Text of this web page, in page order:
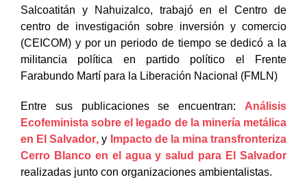
Salcoatitán y Nahuizalco, trabajó en el Centro de
centro de investigación sobre inversión y comercio
(CEICOM) y por un periodo de tiempo se dedicó a la
militancia política en partido político el Frente
Farabundo Martí para la Liberación Nacional (FMLN)
Entre sus publicaciones se encuentran: Análisis
Ecofeminista sobre el legado de la minería metálica
en El Salvador, y Impacto de la mina transfronteriza
Cerro Blanco en el agua y salud para El Salvador
realizadas junto con organizaciones ambientalistas.